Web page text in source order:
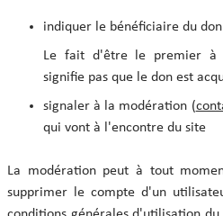
indiquer le bénéficiaire du don
Le fait d'être le premier à
signifie pas que le don est
signaler à la modération (
qui vont à l'encontre du site
La modération peut à tout
supprimer le compte d'un